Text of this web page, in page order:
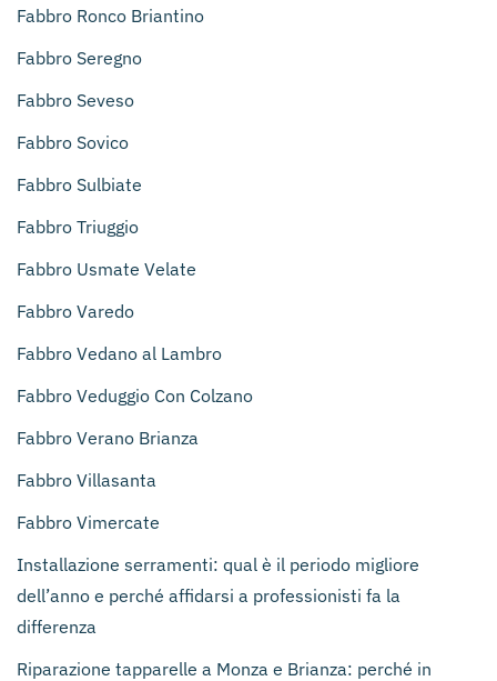
Fabbro Ronco Briantino
Fabbro Seregno
Fabbro Seveso
Fabbro Sovico
Fabbro Sulbiate
Fabbro Triuggio
Fabbro Usmate Velate
Fabbro Varedo
Fabbro Vedano al Lambro
Fabbro Veduggio Con Colzano
Fabbro Verano Brianza
Fabbro Villasanta
Fabbro Vimercate
Installazione serramenti: qual è il periodo migliore
dell’anno e perché affidarsi a professionisti fa la
differenza
Riparazione tapparelle a Monza e Brianza: perché in